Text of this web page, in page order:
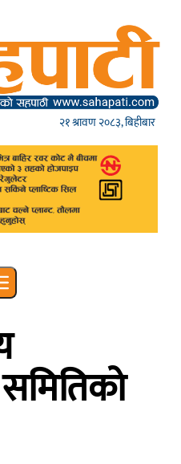
२१ श्रावण २०८३, बिहीबार
Open main menu